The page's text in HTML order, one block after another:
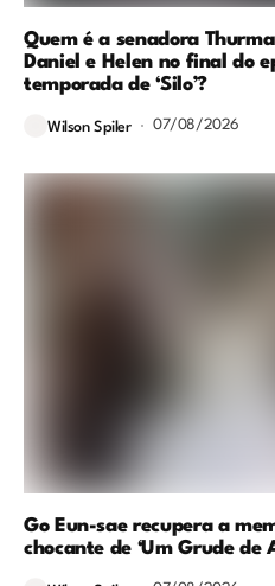
Quem é a senadora
Daniel e Helen no final do
temporada de ‘Silo’?
Wilson Spiler 07/08/2026
Go Eun-sae recupera a
chocante de ‘Um Grude de